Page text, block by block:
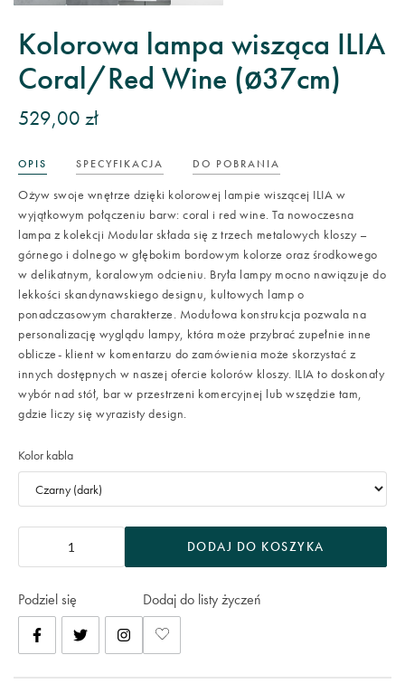
Kolorowa lampa wisząca ILIA
Coral/Red Wine (ø37cm)
529,00 zł
OPIS SPECYFIKACJA DO POBRANIA
Ożyw swoje wnętrze dzięki kolorowej lampie wiszącej ILIA w
wyjątkowym połączeniu barw: coral i red wine. Ta nowoczesna
lampa z kolekcji Modular składa się z trzech metalowych kloszy –
górnego i dolnego w głębokim bordowym kolorze oraz środkowego
w delikatnym, koralowym odcieniu. Bryła lampy mocno nawiązuje do
lekkości skandynawskiego designu, kultowych lamp o
ponadczasowym charakterze. Modułowa konstrukcja pozwala na
personalizację wyglądu lampy, która może przybrać zupełnie inne
oblicze- klient w komentarzu do zamówienia może skorzystać z
innych dostępnych w naszej ofercie kolorów kloszy. ILIA to doskonały
wybór nad stół, bar w przestrzeni komercyjnej lub wszędzie tam,
gdzie liczy się wyrazisty design.
Kolor kabla
DODAJ DO KOSZYKA
Podziel się Dodaj do listy życzeń